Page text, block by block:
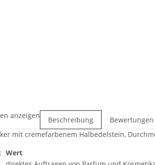
anzeigen Beschreibung
Bewertungen
mit cremefarbenem Halbedelstein,
Wert